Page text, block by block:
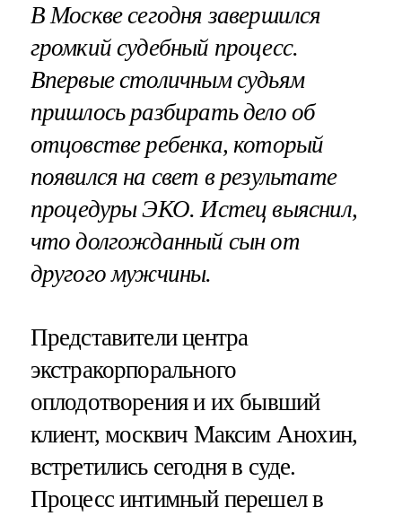
В Москве сегодня завершился
громкий судебный процесс.
Впервые столичным судьям
пришлось разбирать дело об
отцовстве ребенка, который
появился на свет в результате
процедуры ЭКО. Истец выяснил,
что долгожданный сын от
другого мужчины.
Представители центра
экстракорпорального
оплодотворения и их бывший
клиент, москвич Максим Анохин,
встретились сегодня в суде.
Процесс интимный перешел в